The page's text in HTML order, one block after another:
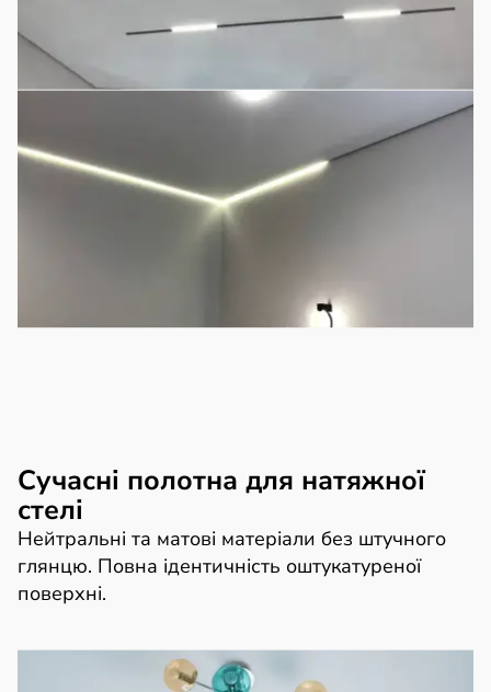
Сучасні полотна для натяжної
стелі
Нейтральні та матові матеріали без штучного
глянцю. Повна ідентичність оштукатуреної
поверхні.